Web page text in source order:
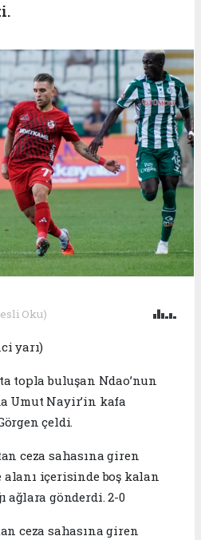
Oku)
yarı)
topla buluşan Ndao’nun
Umut Nayir’in kafa
çeldi.
ceza sahasına giren
alanı içerisinde boş kalan
ağlara gönderdi. 2-0
ceza sahasına giren